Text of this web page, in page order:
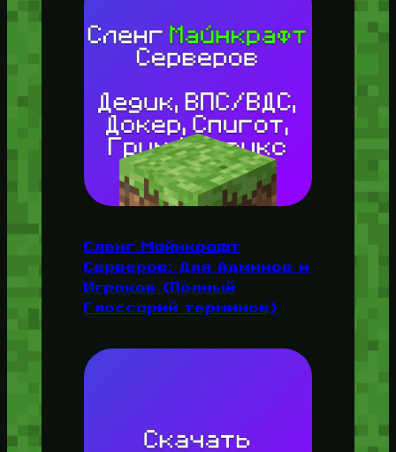
Сленг Майнкрафт
Серверов: Для Админов и
Игроков (Полный
Глоссарий терминов)